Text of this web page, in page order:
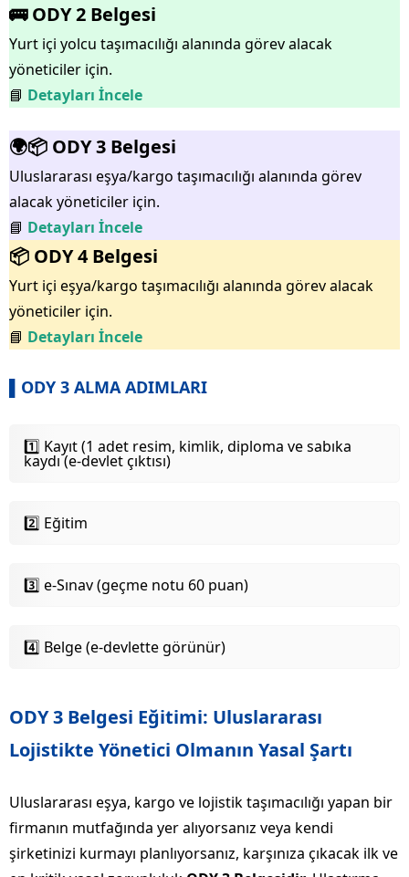
🚌 ODY 2 Belgesi
Yurt içi yolcu taşımacılığı alanında görev alacak
yöneticiler için.
📘 Detayları İncele
🌍📦 ODY 3 Belgesi
Uluslararası eşya/kargo taşımacılığı alanında görev
alacak yöneticiler için.
📘 Detayları İncele
📦 ODY 4 Belgesi
Yurt içi eşya/kargo taşımacılığı alanında görev alacak
yöneticiler için.
📘 Detayları İncele
▌ODY 3 ALMA ADIMLARI
1️⃣ Kayıt (1 adet resim, kimlik, diploma ve sabıka
kaydı (e-devlet çıktısı)
2️⃣ Eğitim
3️⃣ e-Sınav (geçme notu 60 puan)
4️⃣ Belge (e-devlette görünür)
ODY 3 Belgesi Eğitimi: Uluslararası
Lojistikte Yönetici Olmanın Yasal Şartı
Uluslararası eşya, kargo ve lojistik taşımacılığı yapan bir
firmanın mutfağında yer alıyorsanız veya kendi
şirketinizi kurmayı planlıyorsanız, karşınıza çıkacak ilk ve